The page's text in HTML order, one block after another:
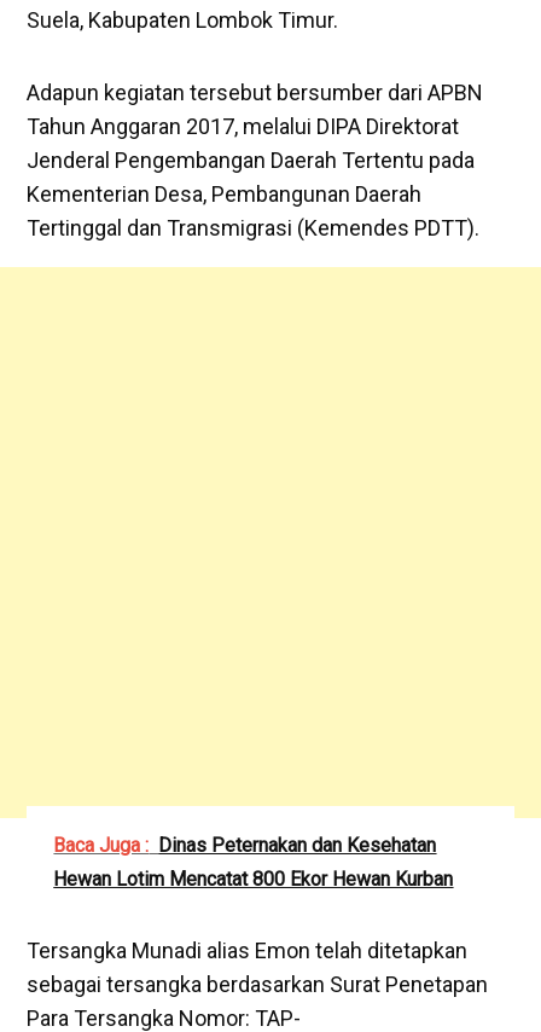
Suela, Kabupaten Lombok Timur.
‎Adapun kegiatan tersebut bersumber dari APBN
Tahun Anggaran 2017, melalui DIPA Direktorat
Jenderal Pengembangan Daerah Tertentu pada
Kementerian Desa, Pembangunan Daerah
Tertinggal dan Transmigrasi (Kemendes PDTT).
Baca Juga : Dinas Peternakan dan Kesehatan
Hewan Lotim Mencatat 800 Ekor Hewan Kurban
‎Tersangka Munadi alias Emon telah ditetapkan
sebagai tersangka berdasarkan Surat Penetapan
Para Tersangka Nomor: TAP-